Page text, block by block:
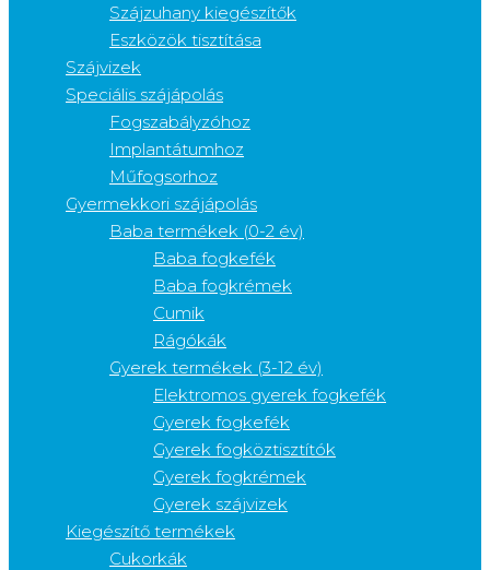
Szájzuhany kiegészítők
Eszközök tisztítása
Szájvizek
Speciális szájápolás
Fogszabályzóhoz
Implantátumhoz
Műfogsorhoz
Gyermekkori szájápolás
Baba termékek (0-2 év)
Baba fogkefék
Baba fogkrémek
Cumik
Rágókák
Gyerek termékek (3-12 év)
Elektromos gyerek fogkefék
Gyerek fogkefék
Gyerek fogköztisztítók
Gyerek fogkrémek
Gyerek szájvizek
Kiegészítő termékek
Cukorkák